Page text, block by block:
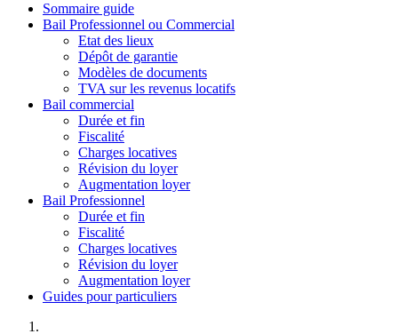
Sommaire guide
Bail Professionnel ou Commercial
Etat des lieux
Dépôt de garantie
Modèles de documents
TVA sur les revenus locatifs
Bail commercial
Durée et fin
Fiscalité
Charges locatives
Révision du loyer
Augmentation loyer
Bail Professionnel
Durée et fin
Fiscalité
Charges locatives
Révision du loyer
Augmentation loyer
Guides pour particuliers